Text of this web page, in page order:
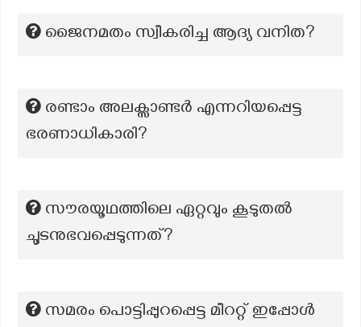
ജൈനമതം സ്വീകരിച്ച ആദ്യ വനിത?
രണ്ടാം അലക്സാണ്ടർ എന്നറിയപ്പെട്ട
ഭരണാധികാരി?
സൗരയൂഥത്തിലെ ഏറ്റവും കൂടുതൽ
ചൂടനുഭവപ്പെടുന്നത്?
സമരം പൊട്ടിപ്പുറപ്പെട്ട മീററ്റ് ഇപ്പോൾ